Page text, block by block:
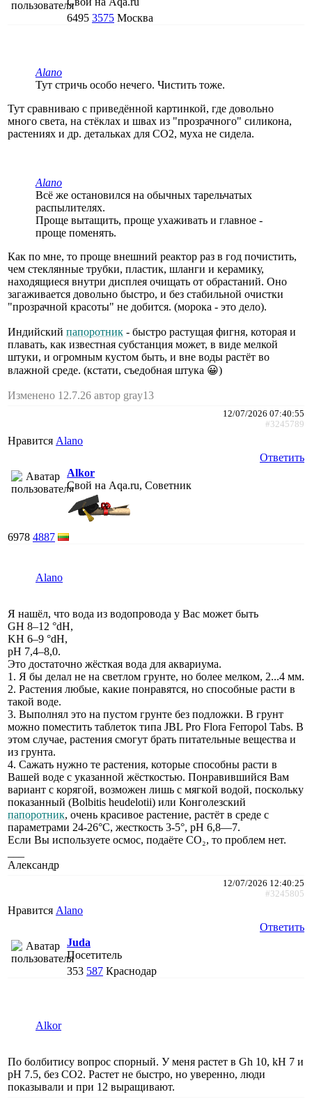
6495 3575 Москва
Alano
Тут стричь особо нечего. Чистить тоже.
Тут сравниваю с приведённой картинкой, где довольно
много света, на стёклах и швах из "прозрачного" силикона,
растениях и др. детальках для СО2, муха не сидела.
Alano
Всё же остановился на обычных тарельчатых
распылителях.
Проще вытащить, проще ухаживать и главное -
проще поменять.
Как по мне, то проще внешний реактор раз в год почистить,
чем стеклянные трубки, пластик, шланги и керамику,
находящиеся внутри дисплея очищать от обрастаний. Оно
загаживается довольно быстро, и без стабильной очистки
"прозрачной красоты" не добится. (морока - это дело).
Индийский папоротник - быстро растущая фигня, которая и
плавать, как известная субстанция может, в виде мелкой
штуки, и огромным кустом быть, и вне воды растёт во
влажной среде. (кстати, съедобная штука 😀)
Изменено 12.7.26 автор gray13
12/07/2026 07:40:55
#3245789
Нравится Alano
Ответить
Alkor
Свой на Aqa.ru, Советник
6978 4887
Alano
Я нашёл, что вода из водопровода у Вас может быть
GH 8–12 °dH,
KH 6–9 °dH,
pH 7,4–8,0.
Это достаточно жёсткая вода для аквариума.
1. Я бы делал не на светлом грунте, но более мелком, 2...4 мм.
2. Растения любые, какие понравятся, но способные расти в
такой воде.
3. Выполнял это на пустом грунте без подложки. В грунт
можно поместить таблеток типа JBL Pro Flora Ferropol Tabs. В
этом случае, растения смогут брать питательные вещества и
из грунта.
4. Сажать нужно те растения, которые способны расти в
Вашей воде с указанной жёсткостью. Понравившийся Вам
вариант с корягой, возможен лишь с мягкой водой, поскольку
показанный (Bolbitis heudelotii) или Конголезский
папоротник, очень красивое растение, растёт в среде с
параметрами 24-26°С, жесткость 3-5°, рН 6,8—7.
Если Вы используете осмос, подаёте СО₂, то проблем нет.
Александр
12/07/2026 12:40:25
#3245805
Нравится Alano
Ответить
Juda
Посетитель
353 587 Краснодар
Alkor
По болбитису вопрос спорный. У меня растет в Gh 10, kH 7 и
pH 7.5, без СО2. Растет не быстро, но уверенно, люди
показывали и при 12 выращивают.